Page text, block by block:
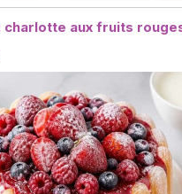
charlotte aux fruits